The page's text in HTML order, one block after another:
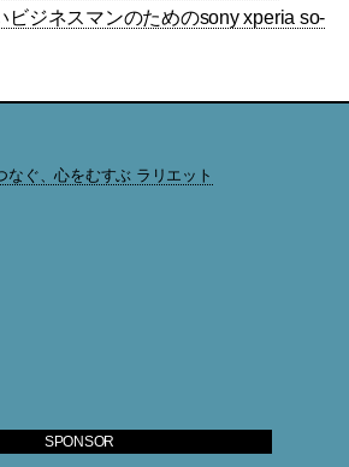
ビジネスマンのためのsony xperia so-
なぐ、心をむすぶ ラリエット
SPONSOR